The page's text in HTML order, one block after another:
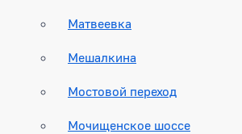
Матвеевка
Мешалкина
Мостовой переход
Мочищенское шоссе